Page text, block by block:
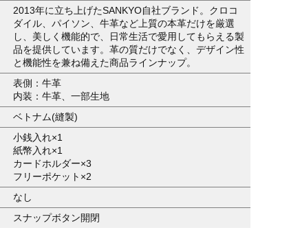
2013年に立ち上げたSANKYO自社ブランド。クロコ
ダイル、パイソン、牛革など上質の本革だけを厳選
し、美しく機能的で、日常生活で愛用してもらえる製
品を提供しています。革の質だけでなく、デザイン性
と機能性を兼ね備えた商品ラインナップ。
表側：牛革
内装：牛革、一部生地
ベトナム(縫製)
小銭入れ×1
紙幣入れ×1
カードホルダー×3
フリーポケット×2
なし
スナップボタン開閉